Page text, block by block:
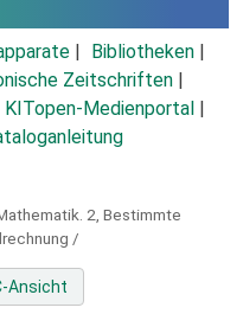
Bibliotheken
Zeitschriften
KITopen-Medienportal
2, Bestimmte
/
Ansicht